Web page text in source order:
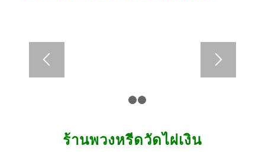
ร้านพวงหรีดวัดไผ่เงิน